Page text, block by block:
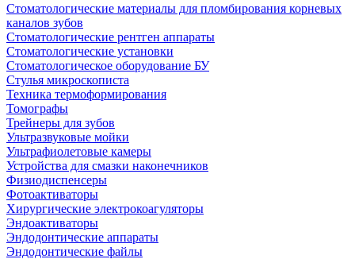
Стоматологические материалы для пломбирования корневых
каналов зубов
Стоматологические рентген аппараты
Стоматологические установки
Стоматологическое оборудование БУ
Стулья микроскописта
Техника термоформирования
Томографы
Трейнеры для зубов
Ультразвуковые мойки
Ультрафиолетовые камеры
Устройства для смазки наконечников
Физиодиспенсеры
Фотоактиваторы
Хирургические электрокоагуляторы
Эндоактиваторы
Эндодонтические аппараты
Эндодонтические файлы